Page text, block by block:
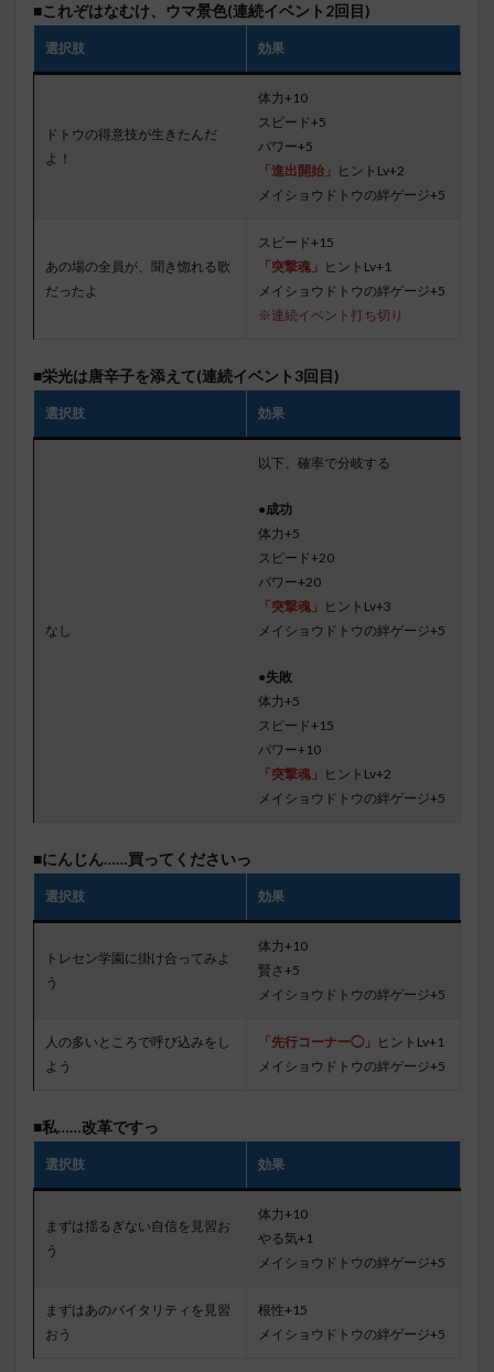
■これぞはなむけ、ウマ景色(連続イベント2回目)
選択肢 効果
ドトウの得意技が生きたんだ
よ！
体力+10
スピード+5
パワー+5
「進出開始」 ヒントLv+2
メイショウドトウの絆ゲージ+5
あの場の全員が、聞き惚れる歌
だったよ
スピード+15
「突撃魂」 ヒントLv+1
メイショウドトウの絆ゲージ+5
※連続イベント打ち切り
■栄光は唐辛子を添えて(連続イベント3回目)
選択肢 効果
なし
以下、確率で分岐する
●成功
体力+5
スピード+20
パワー+20
「突撃魂」 ヒントLv+3
メイショウドトウの絆ゲージ+5
●失敗
体力+5
スピード+15
パワー+10
「突撃魂」 ヒントLv+2
メイショウドトウの絆ゲージ+5
■にんじん……買ってくださいっ
選択肢 効果
トレセン学園に掛け合ってみよ
う
体力+10
賢さ+5
メイショウドトウの絆ゲージ+5
人の多いところで呼び込みをし
よう
「先行コーナー◯」 ヒントLv+1
メイショウドトウの絆ゲージ+5
■私……改革ですっ
選択肢 効果
まずは揺るぎない自信を見習お
う
体力+10
やる気+1
メイショウドトウの絆ゲージ+5
まずはあのバイタリティを見習
おう
根性+15
メイショウドトウの絆ゲージ+5